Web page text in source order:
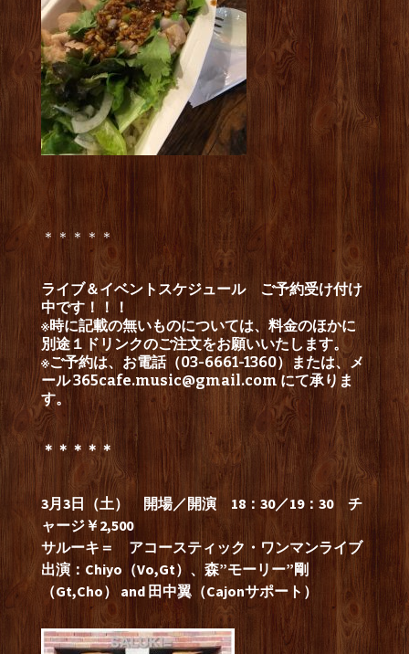
＊＊＊＊＊
ライブ＆イベントスケジュールご予約受け付け
中です！！！
※時に記載の無いものについては、料金のほかに
別途１ドリンクのご注文をお願いいたします。
※ご予約は、お電話（03-6661-1360）または、メ
ール365cafe.music@gmail.comにて承りま
す。
＊＊＊＊＊
3月3日（土） 開場／開演 18：30／19：30 チ
ャージ￥2,500
サルーキ＝ アコースティック・ワンマンライブ
出演：Chiyo（Vo,Gt）、森”モーリー”剛
（Gt,Cho） and 田中翼（Cajonサポート）